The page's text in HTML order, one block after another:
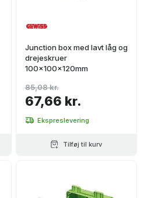
Junction box med lavt låg og
drejeskruer
100x100x120mm
67,66 kr.
85,08 kr.
Ekspreslevering
Tilføj til kurv